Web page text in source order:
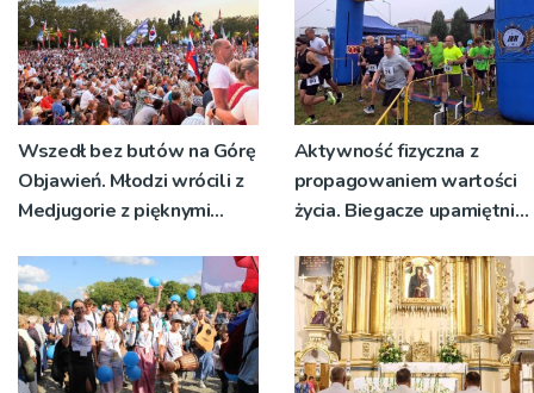
Wszedł bez butów na Górę
Objawień. Młodzi wrócili z
Medjugorie z pięknymi
Aktywność fizyczna z
propagowaniem wartości
życia. Biegacze upamiętnili